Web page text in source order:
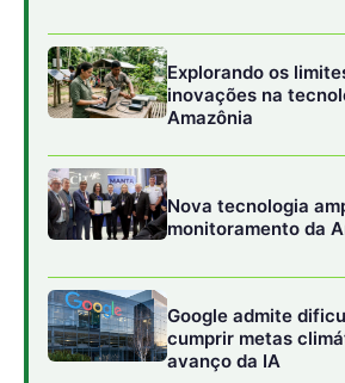
Explorando os
inovações na
Amazônia
Nova tecnologia
monitoramento da
Google admite
cumprir metas
avanço da IA